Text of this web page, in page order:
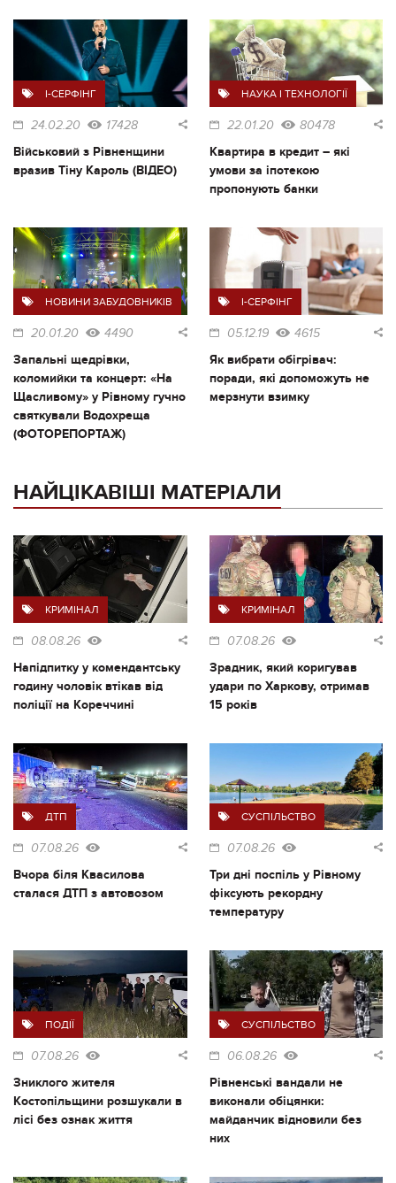
I-СЕРФІНГ
24.02.20 17428
Військовий з Рівненщини
вразив Тіну Кароль (ВІДЕО)
НАУКА І ТЕХНОЛОГІЇ
22.01.20 80478
Квартира в кредит – які
умови за іпотекою
пропонують банки
НОВИНИ ЗАБУДОВНИКІВ
20.01.20 4490
Запальні щедрівки,
коломийки та концерт: «На
Щасливому» у Рівному гучно
святкували Водохреща
(ФОТОРЕПОРТАЖ)
I-СЕРФІНГ
05.12.19 4615
Як вибрати обігрівач:
поради, які допоможуть не
мерзнути взимку
НАЙЦІКАВІШІ МАТЕРІАЛИ
КРИМІНАЛ
08.08.26
Напідпитку у комендантську
годину чоловік втікав від
поліції на Кореччині
КРИМІНАЛ
07.08.26
Зрадник, який коригував
удари по Харкову, отримав
15 років
ДТП
07.08.26
Вчора біля Квасилова
сталася ДТП з автовозом
СУСПІЛЬСТВО
07.08.26
Три дні поспіль у Рівному
фіксують рекордну
температуру
ПОДІЇ
07.08.26
Зниклого жителя
Костопільщини розшукали в
лісі без ознак життя
СУСПІЛЬСТВО
06.08.26
Рівненські вандали не
виконали обіцянки:
майданчик відновили без
них